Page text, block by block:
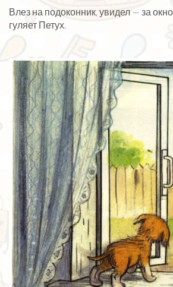
Влез на подоконник, увидел — за
гуляет Петух.